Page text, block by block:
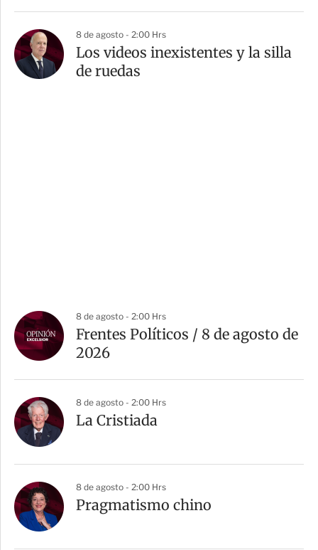
8 de agosto - 2:00 Hrs
Los videos inexistentes y la silla
de ruedas
8 de agosto - 2:00 Hrs
Frentes Políticos / 8 de agosto de
2026
8 de agosto - 2:00 Hrs
La Cristiada
8 de agosto - 2:00 Hrs
Pragmatismo chino